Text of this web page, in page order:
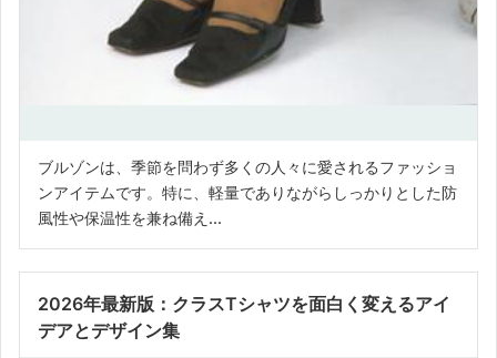
ブルゾンは、季節を問わず多くの人々に愛されるファッショ
ンアイテムです。特に、軽量でありながらしっかりとした防
風性や保温性を兼ね備え...
2026年最新版：クラスTシャツを面白く変えるアイ
デアとデザイン集